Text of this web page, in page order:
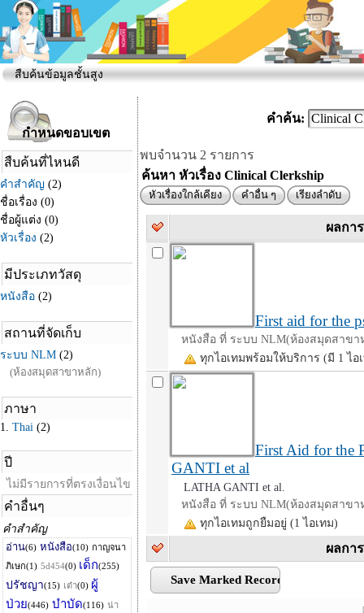
สืบค้นข้อมูลชั้นสูง
คำค้น:
พบจำนวน 2 รายการ
ค้นหา หัวเรื่อง Clinical Clerkship
หัวเรื่องใกล้เคียง คำอื่น ๆ เรียงลำดับ
ผลกา
First aid for the
หนังสือ ที่ ระบบ NLM(ห้องสมุดสาขา
ทุกไอเทมพร้อมให้บริการ (มี 1 ไอ
First Aid for the
GANTI et al
LATHA GANTI et al.
หนังสือ ที่ ระบบ NLM(ห้องสมุดสาขา
ทุกไอเทมถูกยืมอยู่ (1 ไอเทม)
ผลกา